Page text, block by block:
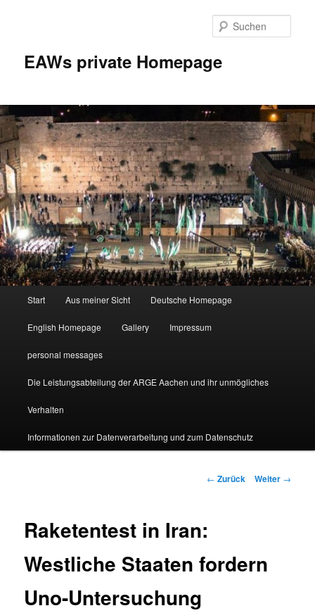
EAWs private Homepage
Start Aus meiner Sicht Deutsche Homepage
English Homepage Gallery Impressum
personal messages
Die Leistungsabteilung der ARGE Aachen und ihr unmögliches
Verhalten
Informationen zur Datenverarbeitung und zum Datenschutz
Beitragsnavigation
← Zurück Weiter →
Raketentest in Iran:
Westliche Staaten fordern
Uno-Untersuchung